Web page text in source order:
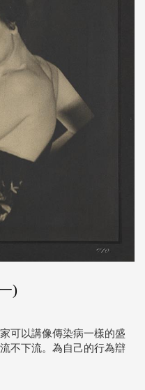
)
可以講像傳染病一樣的盛
不下流。為自己的行為辯